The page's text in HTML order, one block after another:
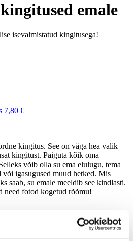
emale
isevalmistatud kingitusega!
7,80 €
kingitus. See on väga hea valik
kingitust. Paiguta kõik oma
võib olla su ema elulugu, tema
või igasugused muud hetked. Mis
saab, su emale meeldib see kindlasti.
need fotod kogetud rõõmu!